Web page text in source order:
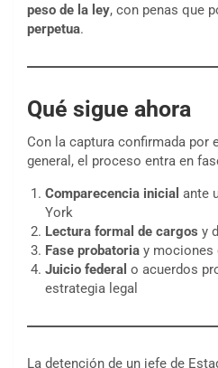
peso de la ley, con penas que
perpetua.
Qué sigue ahora
Con la captura confirmada por
general, el proceso entra en
Comparecencia inicial ante
York
Lectura formal de cargos y
Fase probatoria y mociones
Juicio federal o acuerdos
estrategia legal
La detención de un jefe de